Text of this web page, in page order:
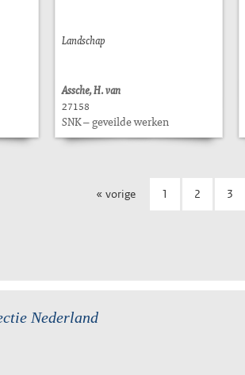
Landschap
Assche, H. van
27158
SNK – geveilde werken
« vorige 1 2 3
Nederland